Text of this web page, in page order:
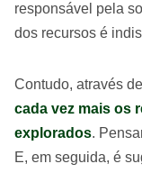
responsável pela
dos recursos é
Contudo, através
cada vez mais os
explorados.
E, em seguida, é